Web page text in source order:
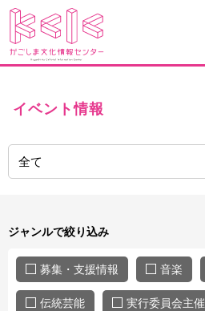
イベント情報
ジャンルで絞り込み
募集・支援情報 音楽
伝統芸能 実行委員会主催